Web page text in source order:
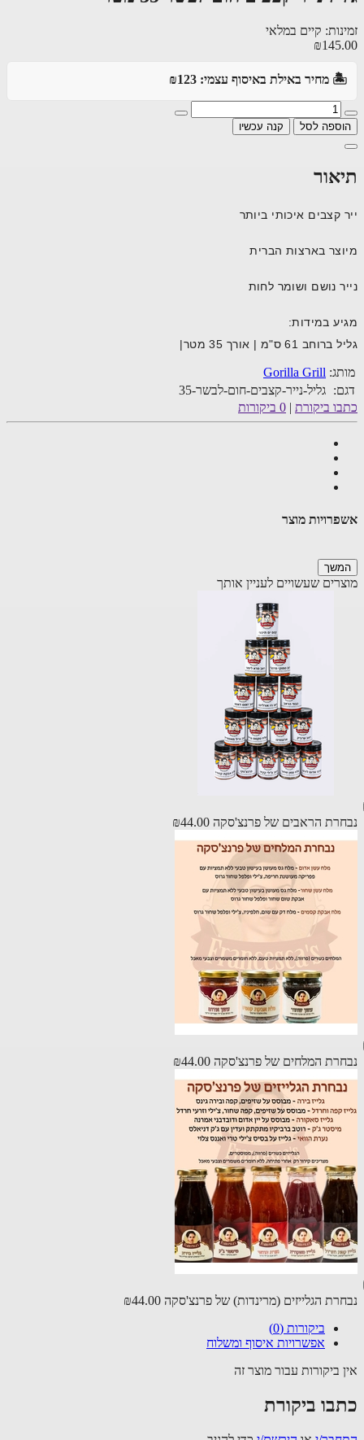
קיים במלאי
מחיר באילת באיסוף עצמי: ₪123
לסל קנה עכשיו
קצבים איכותי ביותר
בארצות הברית
נושם ושומר לחות
במידות:
61 ס"מ |
אורך 35 מטר|
Gorilla Grill
גליל-נייר-קצבים-חום-לבשר-35
ביקורת|0 ביקורות
מוצר
שעשויים לעניין אותך
הראבים של פרנצ'סקה ₪44.00
המלחים של פרנצ'סקה ₪44.00
הגלייזים (מרינדות) של פרנצ'סקה ₪44.00
ביקורות (0)
אפשרויות איסוף ומשלוח
ביקורות עבור מוצר זה
ביקורת